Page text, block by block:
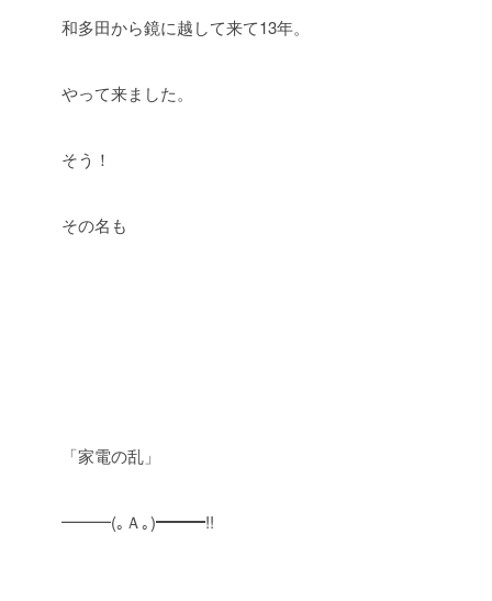
和多田から鏡に越して来て13年。
やって来ました。
そう！
その名も
「家電の乱」
━━━(｡Ａ｡)━━━!!